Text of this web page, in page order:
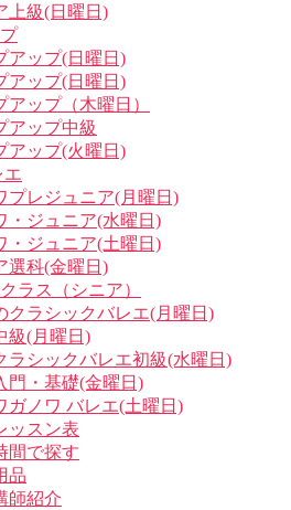
上級(日曜日)
アップ(日曜日)
アップ(日曜日)
アップ（木曜日）
アップ中級
アップ(火曜日)
エ
プレジュニア(月曜日)
・ジュニア(水曜日)
・ジュニア(土曜日)
選科(金曜日)
ラス（シニア）
クラシックバレエ(月曜日)
級(月曜日)
ラシックバレエ初級(水曜日)
門・基礎(金曜日)
ガノワ バレエ(土曜日)
ッスン表
間で探す
品
師紹介